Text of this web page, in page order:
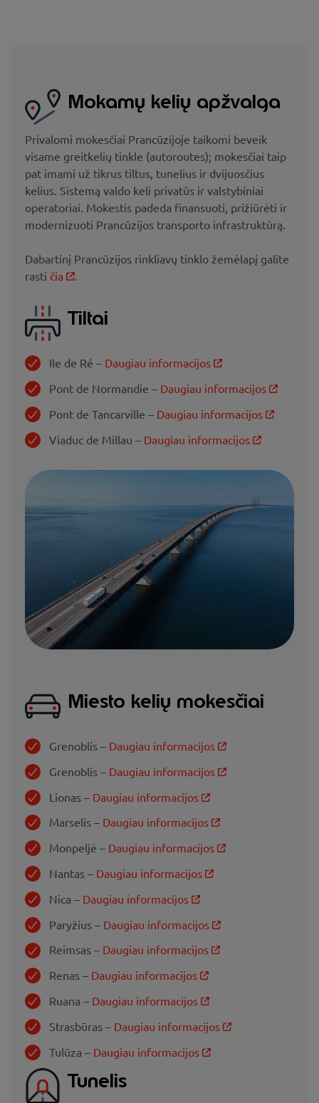
Mokamų kelių apžvalga
Privalomi mokesčiai Prancūzijoje taikomi beveik
visame greitkelių tinkle (autoroutes); mokesčiai taip
pat imami už tikrus tiltus, tunelius ir dvijuosčius
kelius. Sistemą valdo keli privatūs ir valstybiniai
operatoriai. Mokestis padeda finansuoti, prižiūrėti ir
modernizuoti Prancūzijos transporto infrastruktūrą.
Dabartinį Prancūzijos rinkliavų tinklo žemėlapį galite
rasti čia
Tiltai
Ile de Ré – Daugiau informacijos
Pont de Normandie – Daugiau informacijos
Pont de Tancarville – Daugiau informacijos
Viaduc de Millau – Daugiau informacijos
Miesto kelių mokesčiai
Grenoblis – Daugiau informacijos
Grenoblis – Daugiau informacijos
Lionas – Daugiau informacijos
Marselis – Daugiau informacijos
Monpeljė – Daugiau informacijos
Nantas – Daugiau informacijos
Nica – Daugiau informacijos
Paryžius – Daugiau informacijos
Reimsas – Daugiau informacijos
Renas – Daugiau informacijos
Ruana – Daugiau informacijos
Strasbūras – Daugiau informacijos
Tulūza – Daugiau informacijos
Tunelis